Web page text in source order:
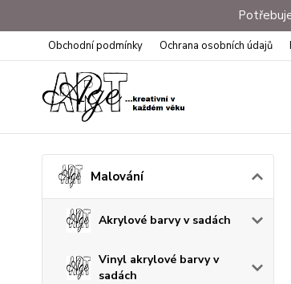
Obchodní podmínky Ochrana osobních údajů
Malování
Akrylové barvy v sadách
Vinyl akrylové barvy v
sadách